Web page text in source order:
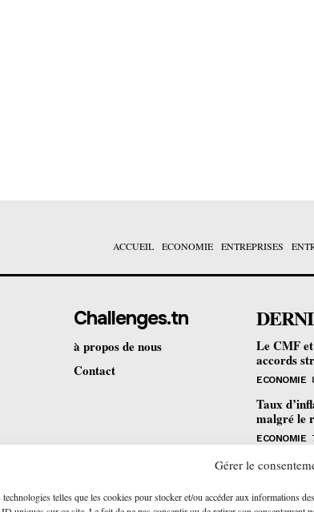
Gérer le
telles que les cookies pour stocker et/ou accéder aux informations
ACCUEIL ECONOMIE ENTREPRISES
Challenges.tn
à propos de nous
Contact
Le CMF
accords
ECONOMIE
Taux
malgré le
ECONOMIE
Une